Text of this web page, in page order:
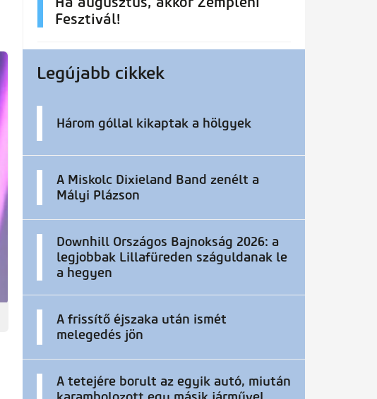
Fesztivál!
Legújabb cikkek
Három góllal kikaptak a hölgyek
A Miskolc Dixieland Band zenélt a
Mályi Plázson
Downhill Országos Bajnokság 2026: a
legjobbak Lillafüreden száguldanak le
a hegyen
A frissítő éjszaka után ismét
melegedés jön
A tetejére borult az egyik autó, miután